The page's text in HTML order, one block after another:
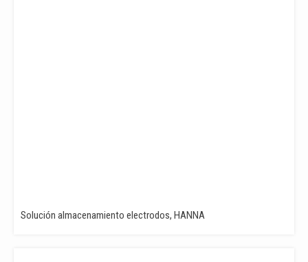
Solución almacenamiento electrodos, HANNA